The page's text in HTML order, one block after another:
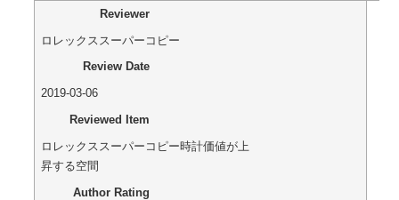
Reviewer
ロレックススーパーコピー
Review Date
2019-03-06
Reviewed Item
ロレックススーパーコピー時計価値が上
昇する空間
Author Rating